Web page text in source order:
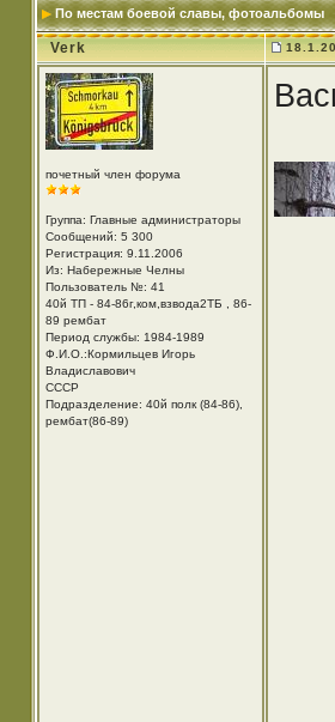
По местам боевой славы, фотоальбомы
Verk
почетный член форума
Группа: Главные администраторы
Сообщений: 5 300
Регистрация: 9.11.2006
Из: Набережные Челны
Пользователь №: 41
40й ТП - 84-86г,ком,взвода2ТБ , 86-
89 рембат
Период службы: 1984-1989
Ф.И.О.:Кормильцев Игорь
Владиславович
СССР
Подразделение: 40й полк (84-86),
рембат(86-89)